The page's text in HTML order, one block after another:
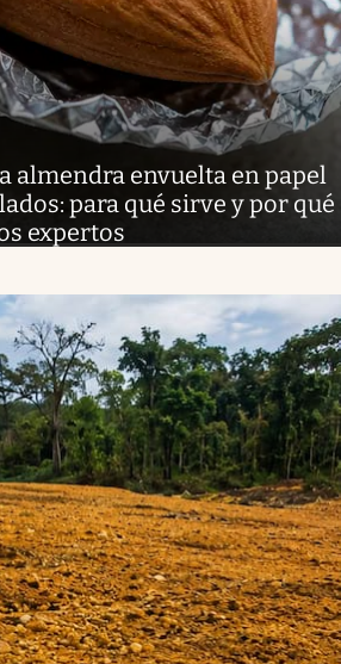
almendra envuelta en papel
para qué sirve y por qué
expertos